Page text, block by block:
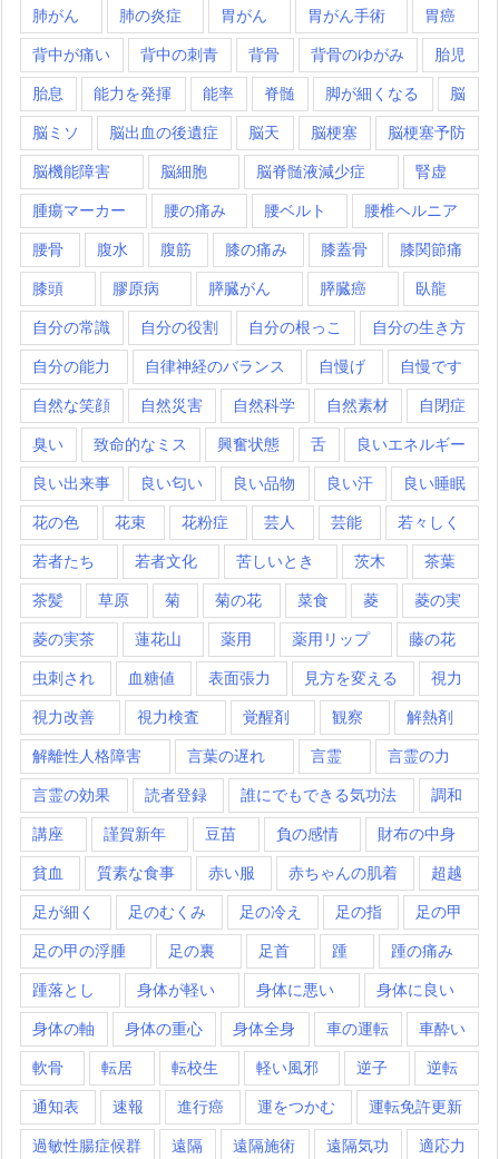
肺がん 肺の炎症 胃がん 胃がん手術 胃癌
背中が痛い 背中の刺青 背骨 背骨のゆがみ 胎児
胎息 能力を発揮 能率 脊髄 脚が細くなる 脳
脳ミソ 脳出血の後遺症 脳天 脳梗塞 脳梗塞予防
脳機能障害 脳細胞 脳脊髄液減少症 腎虚
腫瘍マーカー 腰の痛み 腰ベルト 腰椎ヘルニア
腰骨 腹水 腹筋 膝の痛み 膝蓋骨 膝関節痛
膝頭 膠原病 膵臓がん 膵臓癌 臥龍
自分の常識 自分の役割 自分の根っこ 自分の生き方
自分の能力 自律神経のバランス 自慢げ 自慢です
自然な笑顔 自然災害 自然科学 自然素材 自閉症
臭い 致命的なミス 興奮状態 舌 良いエネルギー
良い出来事 良い匂い 良い品物 良い汗 良い睡眠
花の色 花束 花粉症 芸人 芸能 若々しく
若者たち 若者文化 苦しいとき 茨木 茶葉
茶髪 草原 菊 菊の花 菜食 菱 菱の実
菱の実茶 蓮花山 薬用 薬用リップ 藤の花
虫刺され 血糖値 表面張力 見方を変える 視力
視力改善 視力検査 覚醒剤 観察 解熱剤
解離性人格障害 言葉の遅れ 言霊 言霊の力
言霊の効果 読者登録 誰にでもできる気功法 調和
講座 謹賀新年 豆苗 負の感情 財布の中身
貧血 質素な食事 赤い服 赤ちゃんの肌着 超越
足が細く 足のむくみ 足の冷え 足の指 足の甲
足の甲の浮腫 足の裏 足首 踵 踵の痛み
踵落とし 身体が軽い 身体に悪い 身体に良い
身体の軸 身体の重心 身体全身 車の運転 車酔い
軟骨 転居 転校生 軽い風邪 逆子 逆転
通知表 速報 進行癌 運をつかむ 運転免許更新
過敏性腸症候群 遠隔 遠隔施術 遠隔気功 適応力